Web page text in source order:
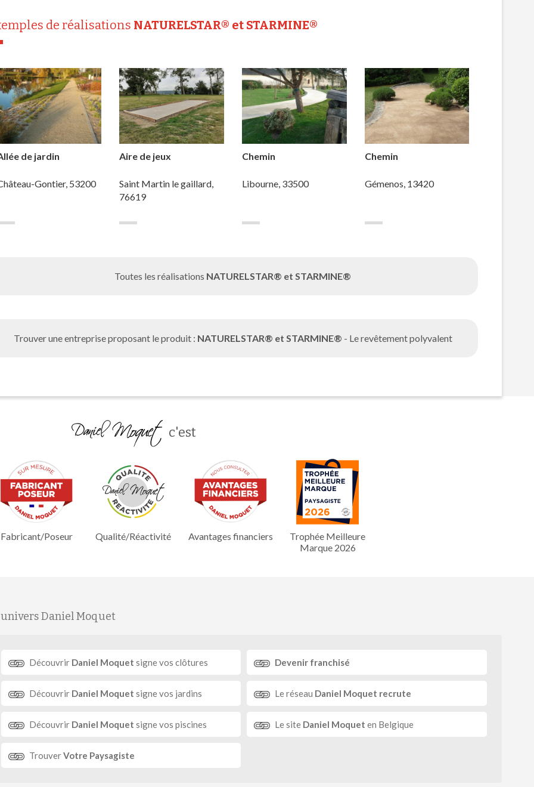
de réalisations NATURELSTAR® et STARMINE®
de jardin
Gontier, 53200
Aire de jeux
Saint Martin le gaillard,
76619
Chemin
Libourne, 33500
Chemin
Gémenos, 13420
Toutes les réalisations NATURELSTAR® et STARMINE®
Trouver une entreprise proposant le produit : NATURELSTAR® et STARMINE® - Le revêtement polyvalent
c'est
Fabricant/Poseur Qualité/Réactivité Avantages financiers
Trophée Meilleure
Marque 2026
Daniel Moquet
Découvrir Daniel Moquet signe vos clôtures Devenir franchisé
Découvrir Daniel Moquet signe vos jardins Le réseau Daniel Moquet recrute
Découvrir Daniel Moquet signe vos piscines Le site Daniel Moquet en Belgique
TrouverVotre Paysagiste